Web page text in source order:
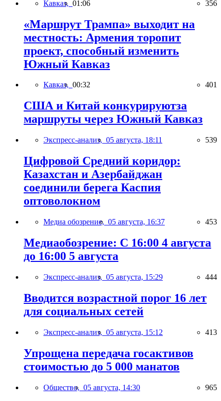
Кавказ, 01:06 356
«Маршрут Трампа» выходит на
местность: Армения торопит
проект, способный изменить
Южный Кавказ
Кавказ, 00:32 401
США и Китай конкурируютза
маршруты через Южный Кавказ
Экспресс-анализ, 05 августа, 18:11 539
Цифровой Средний коридор:
Казахстан и Азербайджан
соединили берега Каспия
оптоволокном
Медиа обозрение, 05 августа, 16:37 453
Медиаобозрение: С 16:00 4 августа
до 16:00 5 августа
Экспресс-анализ, 05 августа, 15:29 444
Вводится возрастной порог 16 лет
для социальных сетей
Экспресс-анализ, 05 августа, 15:12 413
Упрощена передача госактивов
стоимостью до 5 000 манатов
Общество, 05 августа, 14:30 965